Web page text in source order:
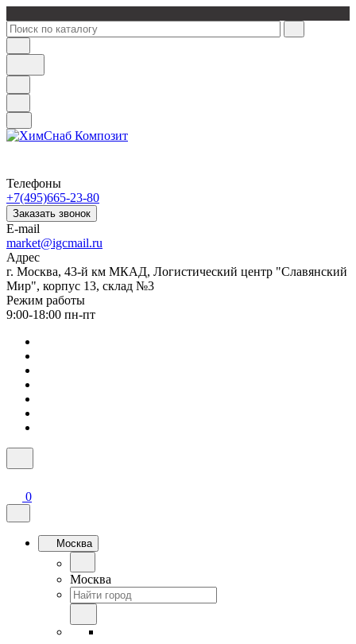
Телефоны
+7(495)665-23-80
Заказать звонок
E-mail
market@igcmail.ru
Адрес
г. Москва, 43-й км МКАД, Логистический центр "Славянский
Мир", корпус 13, склад №3
Режим работы
9:00-18:00 пн-пт
0
Москва
Москва